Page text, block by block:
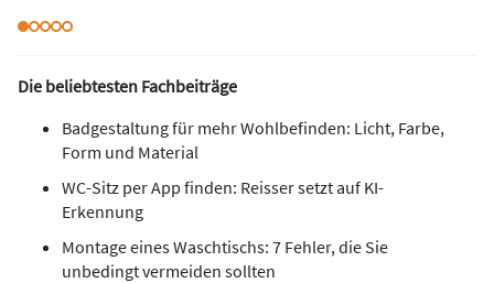
Die beliebtesten Fachbeiträge
Badgestaltung für mehr Wohlbefinden: Licht, Farbe,
Form und Material
WC-Sitz per App finden: Reisser setzt auf KI-
Erkennung
Montage eines Waschtischs: 7 Fehler, die Sie
unbedingt vermeiden sollten